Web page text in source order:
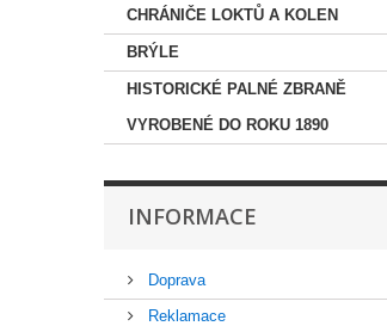
CHRÁNIČE LOKTŮ A KOLEN
BRÝLE
HISTORICKÉ PALNÉ ZBRANĚ
VYROBENÉ DO ROKU 1890
INFORMACE
Doprava
Reklamace